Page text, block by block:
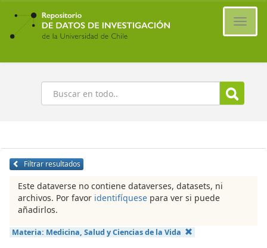
Ir
contenido
principal
Buscar
Filtrar resultados
Este dataverse no contiene dataverses, datasets, ni
archivos. Por favor identifíquese para ver si puede
añadirlos.
Materia: Medicina, Salud y Ciencias de la Vida